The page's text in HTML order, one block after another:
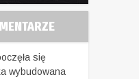
się
wybudowana